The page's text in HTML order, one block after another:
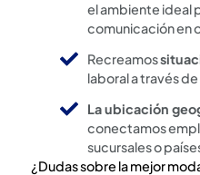
el ambiente ideal
comunicación en
Recreamos
laboral a través
La ubicación
conectamos
sucursales o
¿Dudas sobre la mejor